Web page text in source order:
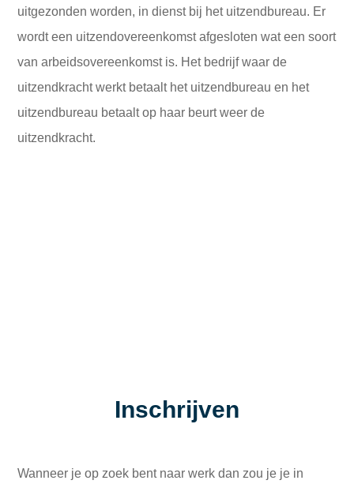
uitgezonden worden, in dienst bij het uitzendbureau. Er
wordt een uitzendovereenkomst afgesloten wat een soort
van arbeidsovereenkomst is. Het bedrijf waar de
uitzendkracht werkt betaalt het uitzendbureau en het
uitzendbureau betaalt op haar beurt weer de
uitzendkracht.
Inschrijven
Wanneer je op zoek bent naar werk dan zou je je in